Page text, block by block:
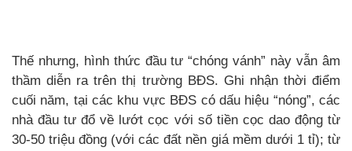
Thế nhưng, hình thức đầu tư “chóng vánh” này vẫn âm
thầm diễn ra trên thị trường BĐS. Ghi nhận thời điểm
cuối năm, tại các khu vực BĐS có dấu hiệu “nóng”, các
nhà đầu tư đổ về lướt cọc với số tiền cọc dao động từ
30-50 triệu đồng (với các đất nền giá mềm dưới 1 tỉ); từ